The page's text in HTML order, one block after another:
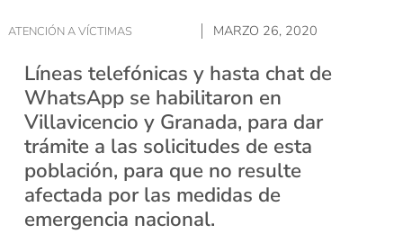
ATENCIÓN A VÍCTIMAS MARZO 26, 2020
Líneas telefónicas y hasta chat de
WhatsApp se habilitaron en
Villavicencio y Granada, para dar
trámite a las solicitudes de esta
población, para que no resulte
afectada por las medidas de
emergencia nacional.